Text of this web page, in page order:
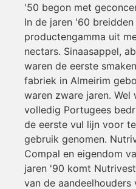
'50 begon met
In de jaren '60
productengamma uit
nectars. Sinaasappel,
waren de eerste
fabriek in Almeirim
waren zware jaren. Wel
volledig Portugees
de eerste vul lijn voor
gebruik genomen.
Compal en eigendom
jaren '90 komt
van de aandeelhouders